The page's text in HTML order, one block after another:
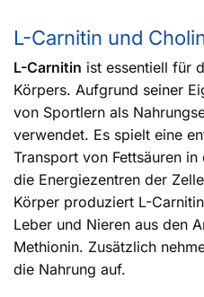
L-Carnitin und
L-Carnitin ist essentiell für
Körpers. Aufgrund seiner
von Sportlern als
verwendet. Es spielt eine
Transport von Fettsäuren
die Energiezentren der
Körper produziert L-
Leber und Nieren aus den
Methionin. Zusätzlich
die Nahrung auf.